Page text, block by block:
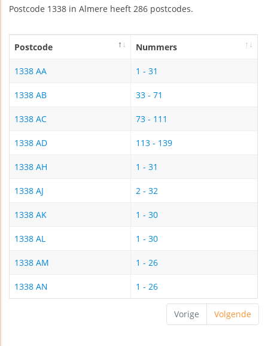
Postcode 1338 in Almere heeft 286 postcodes.
Postcode Nummers
1338 AA 1 - 31
1338 AB 33 - 71
1338 AC 73 - 111
1338 AD 113 - 139
1338 AH 1 - 31
1338 AJ 2 - 32
1338 AK 1 - 30
1338 AL 1 - 30
1338 AM 1 - 26
1338 AN 1 - 26
Vorige Volgende